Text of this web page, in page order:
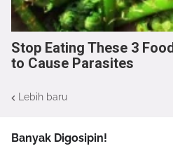
Stop Eating These 3
to Cause Parasites
Lebih baru
Banyak Digosipin!